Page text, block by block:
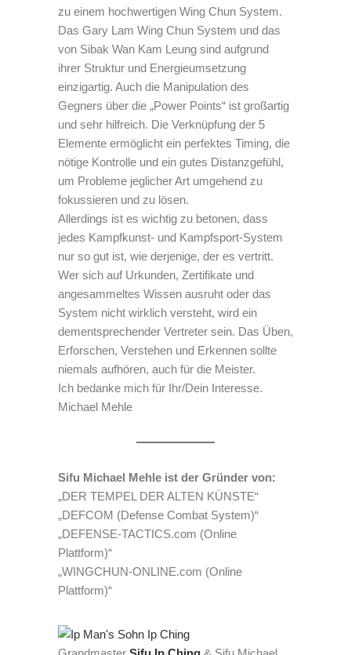
zu einem hochwertigen Wing Chun System.
Das Gary Lam Wing Chun System und das
von Sibak Wan Kam Leung sind aufgrund
ihrer Struktur und Energieumsetzung
einzigartig. Auch die Manipulation des
Gegners über die „Power Points“ ist großartig
und sehr hilfreich. Die Verknüpfung der 5
Elemente ermöglicht ein perfektes Timing, die
nötige Kontrolle und ein gutes Distanzgefühl,
um Probleme jeglicher Art umgehend zu
fokussieren und zu lösen.
Allerdings ist es wichtig zu betonen, dass
jedes Kampfkunst- und Kampfsport-System
nur so gut ist, wie derjenige, der es vertritt.
Wer sich auf Urkunden, Zertifikate und
angesammeltes Wissen ausruht oder das
System nicht wirklich versteht, wird ein
dementsprechender Vertreter sein. Das Üben,
Erforschen, Verstehen und Erkennen sollte
niemals aufhören, auch für die Meister.
Ich bedanke mich für Ihr/Dein Interesse.
Michael Mehle
Sifu Michael Mehle ist der Gründer von:
„DER TEMPEL DER ALTEN KÜNSTE“
„DEFCOM (Defense Combat System)“
„DEFENSE-TACTICS.com (Online
Plattform)“
„WINGCHUN-ONLINE.com (Online
Plattform)“